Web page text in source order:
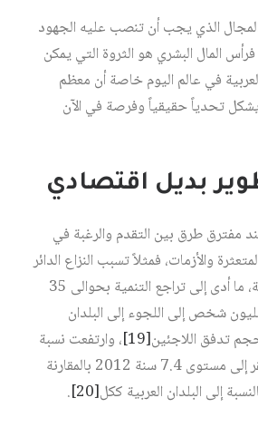
الذي يجب أن تنصب عليه الجهود
المال البشري هو الثروة التي يمكن
في عالم اليوم خاصة أن معظم
تحدياً حقيقياً وفرصة في الآن
بديل اقتصادي
مفترق طرق بين التقدم والرغبة في
والأزمات، فمثلاً تسبب النزاع الدائر
في سورية بآثار كارثية، ما أدى إلى تراجع التنمية بحوالى 35
ودفع نحو 2.5 مليون شخص إلى اللجوء إلى البلدان
تدفق اللاجئين[19]
، وارتفعت نسبة
السكان تحت خط الفقر إلى مستوى 7.4 سنة 2012 بالمقارنة
[20]
.